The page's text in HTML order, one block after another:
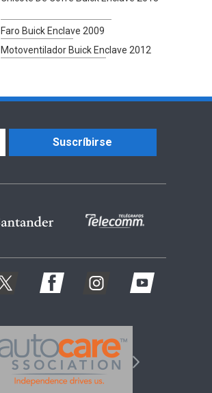
Faro Buick Enclave 2009
Motoventilador Buick Enclave 2012
Suscríbirse